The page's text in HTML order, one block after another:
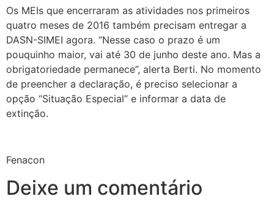
Os MEIs que encerraram as atividades nos primeiros
quatro meses de 2016 também precisam entregar a
DASN-SIMEI agora. “Nesse caso o prazo é um
pouquinho maior, vai até 30 de junho deste ano. Mas a
obrigatoriedade permanece”, alerta Berti. No momento
de preencher a declaração, é preciso selecionar a
opção “Situação Especial” e informar a data de
extinção.
Fenacon
Deixe um comentário